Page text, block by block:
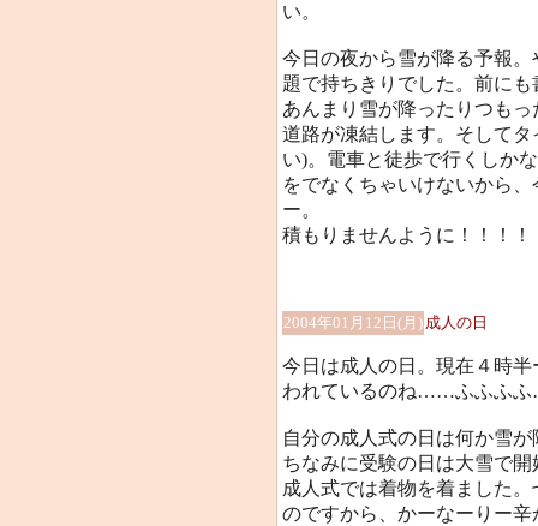
い。
今日の夜から雪が降る予報
題で持ちきりでした。前に
あんまり雪が降ったりつも
道路が凍結します。そして
い)。電車と徒歩で行くしか
をでなくちゃいけないから
ー。
積もりませんように！！！！
2004年01月12日(月) 成人の日
今日は成人の日。現在４時
われているのね……ふふふ
自分の成人式の日は何か雪
ちなみに受験の日は大雪で
成人式では着物を着ました
のですから、かーなーりー